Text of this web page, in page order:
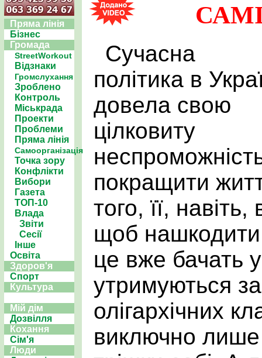
Пряма лінія
Бізнес
Громада
StreetWorkout
Відзнаки
Громслухання
Зроблено
Контроль
Міськрада
Проекти
Проблеми
Пряма лінія
Самоорганізація
Точка зору
Конфлікти
Вибори
Газета
ТОП-10
Влада
Звіти
Сесії
Інше
Освіта
Здоров'я
Спорт
Культура
Мій дім
Дозвілля
Кохання
Сім'я
Люди
Сучасна
політика в
довела свою
цілковиту
покращити
того, її,
щоб
це вже бачать
утримуються
олігархічних
виключно